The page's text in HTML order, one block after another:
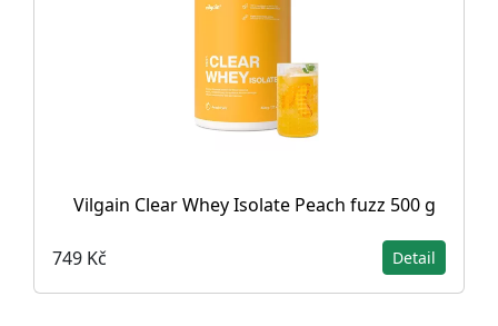
Vilgain Clear Whey Isolate Peach fuzz 500 g
749 Kč Detail